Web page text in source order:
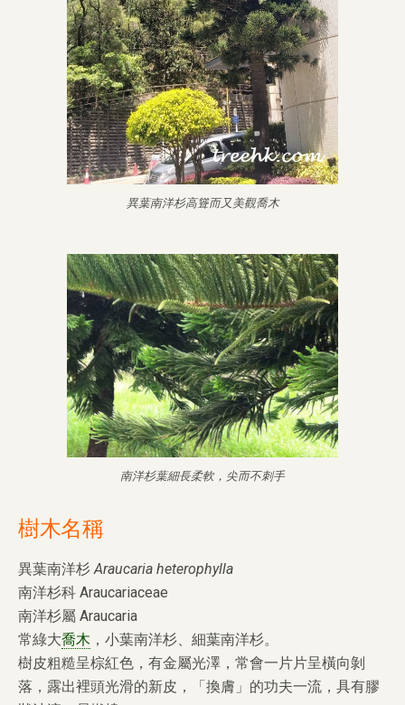
異葉南洋杉高聳而又美觀喬木
南洋杉葉細長柔軟，尖而不刺手
樹木名稱
異葉南洋杉Araucaria heterophylla
南洋杉科 Araucariaceae
南洋杉屬 Araucaria
常綠大喬木 ，小葉南洋杉、細葉南洋杉。
樹皮粗糙呈棕紅色，有金屬光澤，常會一片片呈橫向剝
落，露出裡頭光滑的新皮，「換膚」的功夫一流，具有膠